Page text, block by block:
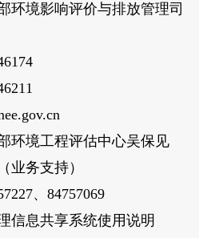
境影响评价与排放管理司
境工程评估中心吴保见
业务支持）
、84757069
息共享系统使用说明